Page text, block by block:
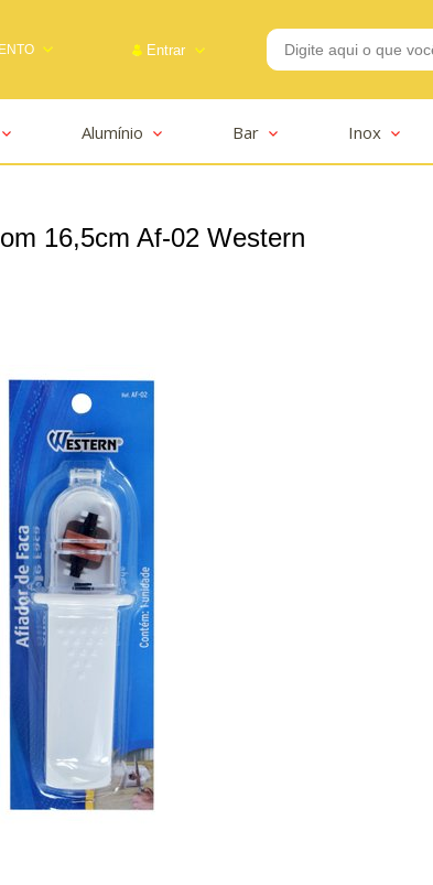
(85) 99291-2625
Entrar
Alumínio Bar Inox
16,5cm Af-02 Western